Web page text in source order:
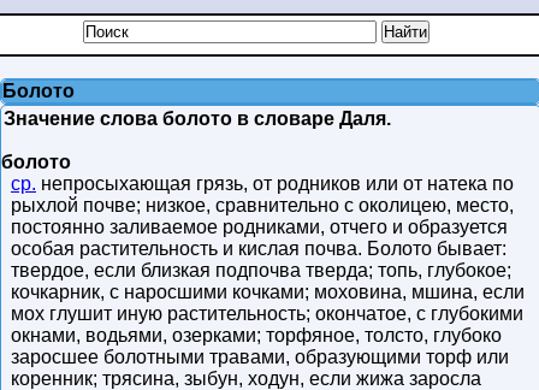
Болото
Значение слова болото в словаре Даля.
болото
ср. непросыхающая грязь, от родников или от натека по
рыхлой почве; низкое, сравнительно с околицею, место,
постоянно заливаемое родниками, отчего и образуется
особая растительность и кислая почва. Болото бывает:
твердое, если близкая подпочва тверда; топь, глубокое;
кочкарник, с наросшими кочками; моховина, мшина, если
мох глушит иную растительность; окончатое, с глубокими
окнами, водьями, озерками; торфяное, толсто, глубоко
заросшее болотными травами, образующими торф или
коренник; трясина, зыбун, ходун, если жижа заросла